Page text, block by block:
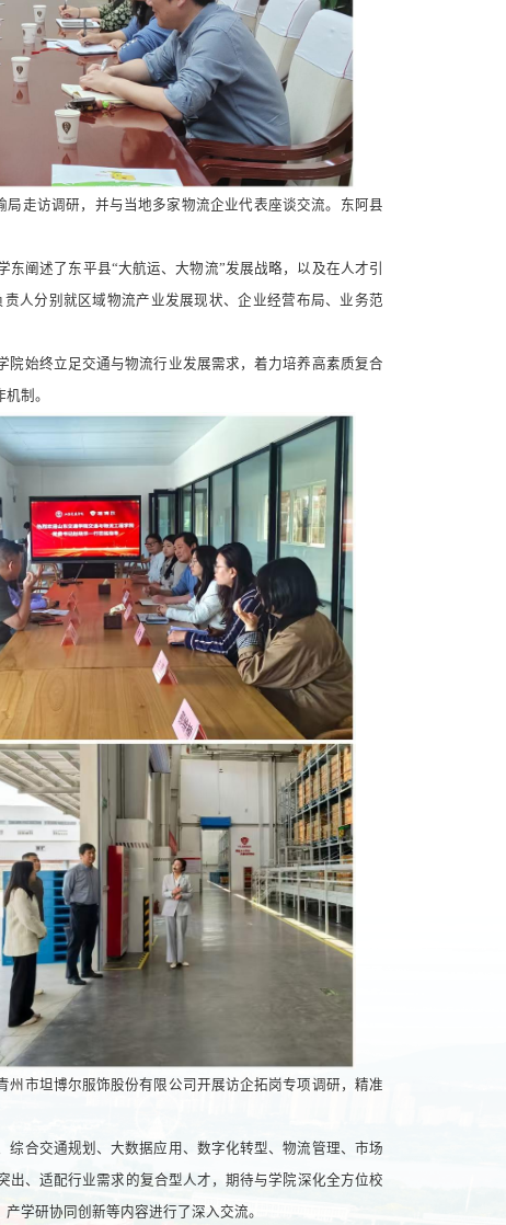
走访调研，并与当地多家物流企业代表座谈交流。东阿县
阐述了东平县“大航运、大物流”发展战略，以及在人才引
人分别就区域物流产业发展现状、企业经营布局、业务范
始终立足交通与物流行业发展需求，着力培养高素质复合
制。
市坦博尔服饰股份有限公司开展访企拓岗专项调研，精准
合交通规划、大数据应用、数字化转型、物流管理、市场
、适配行业需求的复合型人才，期待与学院深化全方位校
学研协同创新等内容进行了深入交流。